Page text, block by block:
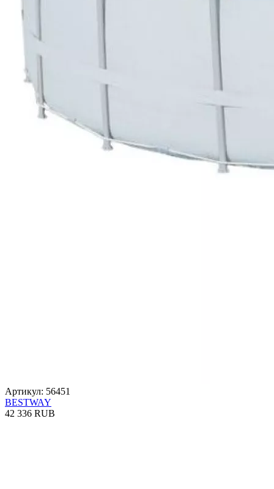
Артикул: 56451
BESTWAY
42 336 RUB